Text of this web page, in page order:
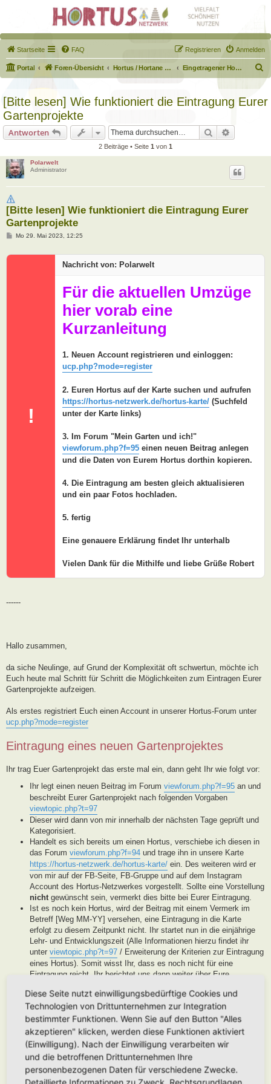
Startseite FAQ Anmelden
Registrieren
Portal Foren-Übersicht Hortus / Hortane Habitate / Garten auf dem Weg Eingetragener Hortus - Mein Hortus und ich!
u
[Bitte lesen] Wie funktioniert die Eintragung Eurer
Gartenprojekte
Antworten Suche
2 Beiträge • Seite 1 von 1
Polarwelt
Administrator
[Bitte lesen] Wie funktioniert die Eintragung Eurer
Gartenprojekte
B
t
Mo 29. Mai 2023, 12:25
!
Nachricht von: Polarwelt
Für die aktuellen Umzüge
hier vorab eine
Kurzanleitung
1. Neuen Account registrieren und einloggen:
ucp.php?mode=register
2. Euren Hortus auf der Karte suchen und aufrufen
https://hortus-netzwerk.de/hortus-karte/ (Suchfeld
unter der Karte links)
3. Im Forum "Mein Garten und ich!"
viewforum.php?f=95 einen neuen Beitrag anlegen
und die Daten von Eurem Hortus dorthin kopieren.
4. Die Eintragung am besten gleich aktualisieren
und ein paar Fotos hochladen.
5. fertig
Eine genauere Erklärung findet Ihr unterhalb
Vielen Dank für die Mithilfe und liebe Grüße Robert
------
Hallo zusammen,
da siche Neulinge, auf Grund der Komplexität oft schwertun, möchte ich
Euch heute mal Schritt für Schritt die Möglichkeiten zum Eintragen Eurer
Gartenprojekte aufzeigen.
Als erstes registriert Euch einen Account in unserer Hortus-Forum unter
ucp.php?mode=register
Eintragung eines neuen Gartenprojektes
Ihr trag Euer Gartenprojekt das erste mal ein, dann geht Ihr wie folgt vor:
Ihr legt einen neuen Beitrag im Forum viewforum.php?f=95 an und
beschreibt Eurer Gartenprojekt nach folgenden Vorgaben
viewtopic.php?t=97
Dieser wird dann von mir innerhalb der nächsten Tage geprüft und
Kategorisiert.
Handelt es sich bereits um einen Hortus, verschiebe ich diesen in
das Forum viewforum.php?f=94 und trage ihn in unsere Karte
https://hortus-netzwerk.de/hortus-karte/ ein. Des weiteren wird er
von mir auf der FB-Seite, FB-Gruppe und auf dem Instagram
Account des Hortus-Netzwerkes vorgestellt. Sollte eine Vorstellung
nichtgewünscht sein, vermerkt dies bitte bei Eurer Eintragung.
Ist es noch kein Hortus, wird der Beitrag mit einem Vermerk im
Betreff [Weg MM-YY] versehen, eine Eintragung in die Karte
erfolgt zu diesem Zeitpunkt nicht. Ihr startet nun in die einjährige
Lehr- und Entwicklungszeit (Alle Informationen hierzu findet ihr
unter viewtopic.php?t=97 / Erweiterung der Kriterien zur Eintragung
eines Hortus). Somit wisst Ihr, dass es noch nicht für eine
Eintragung reicht, Ihr berichtet uns dann weiter über Eure
der Entwicklung Eures Gartens. Wenn unser Moderatorenteam der
Meinung ist, Euer Garten ist soweit, werden wir diesen als Hortus
eintragen. Eine Überprüfung erfolgt spätestens nach Ablauf des
Lehr- und Entwicklungsjahres. Stellen wir in dieser Zeit keine
Aktivität fest, werden wir die Eintragung archivieren.
Handelt es sich generell um keinen Hortus sondern um ein
Hortanes Habitat (Alle Gartenprojekte, die keinen klassischen
Hortus mit den drei Zonen darstellen, aber in Anlehnung an das
Diese Seite nutzt einwilligungsbedürftige Cookies und
Technologien von Drittunternehmen zur Integration
bestimmter Funktionen. Wenn Sie auf den Button "Alles
akzeptieren" klicken, werden diese Funktionen aktiviert
(Einwilligung). Nach der Einwilligung verarbeiten wir
und die betroffenen Drittunternehmen Ihre
personenbezogenen Daten für verschiedene Zwecke.